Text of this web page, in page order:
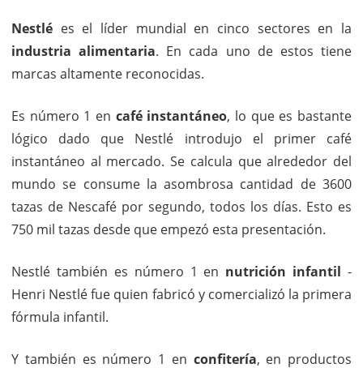
Nestlé es el líder mundial en cinco sectores en la
industria alimentaria. En cada uno de estos tiene
marcas altamente reconocidas.
Es número 1 en café instantáneo, lo que es bastante
lógico dado que Nestlé introdujo el primer café
instantáneo al mercado. Se calcula que alrededor del
mundo se consume la asombrosa cantidad de 3600
tazas de Nescafé por segundo, todos los días. Esto es
750 mil tazas desde que empezó esta presentación.
Nestlé también es número 1 en nutrición infantil -
Henri Nestlé fue quien fabricó y comercializó la primera
fórmula infantil.
Y también es número 1 en confitería, en productos